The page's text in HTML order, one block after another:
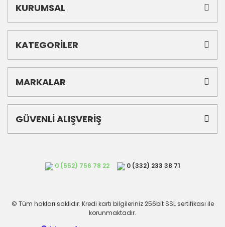
KURUMSAL
KATEGORİLER
MARKALAR
GÜVENLİ ALIŞVERİŞ
0 (552) 756 78 22 0 (332) 233 38 71
© Tüm hakları saklıdır. Kredi kartı bilgileriniz 256bit SSL sertifikası ile
korunmaktadır.